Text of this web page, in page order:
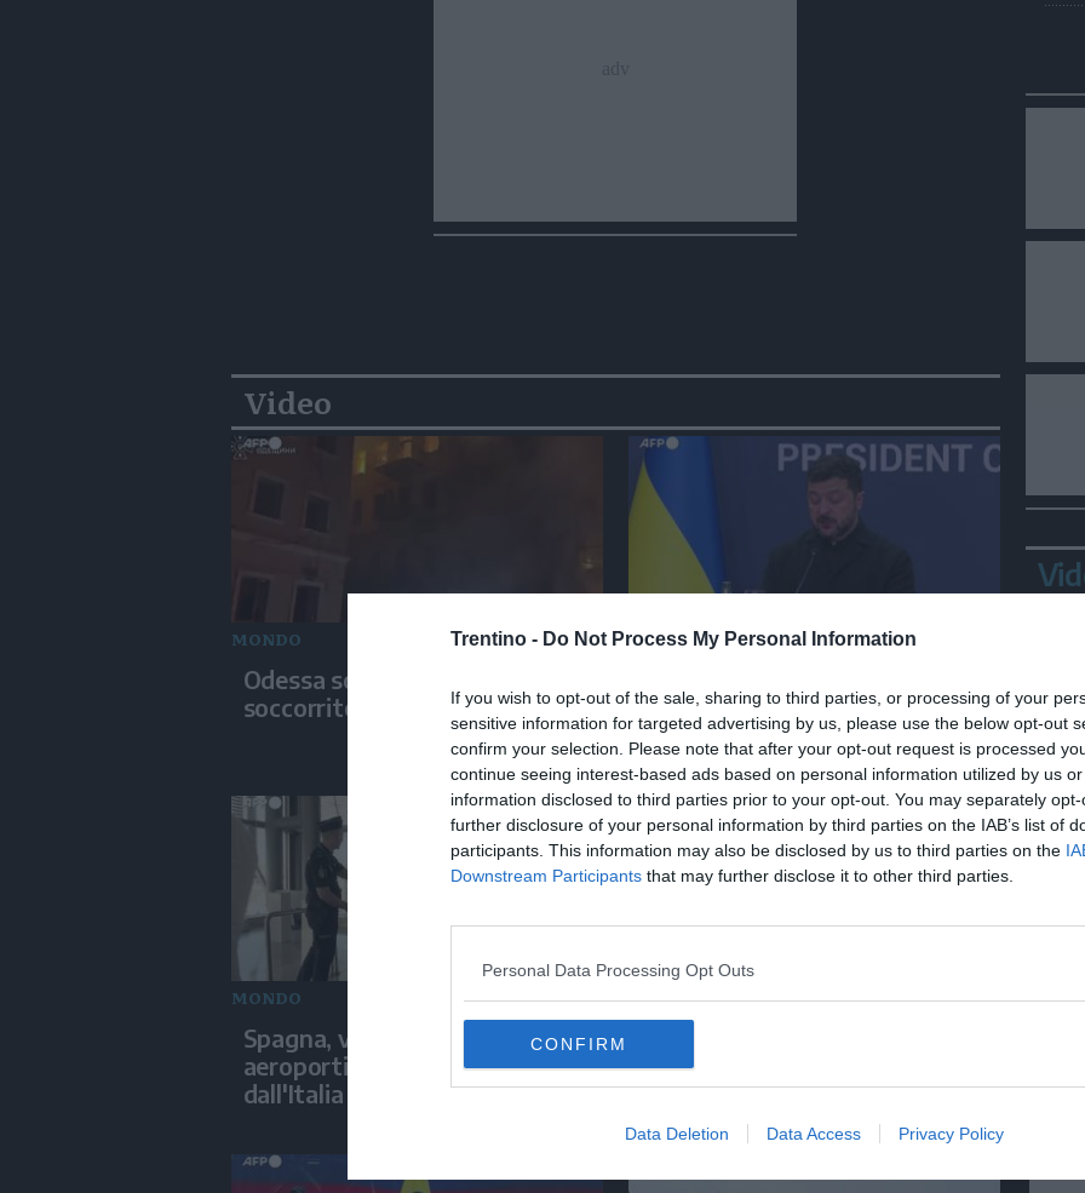
Trentino - Do Not Process My Personal Information
If you wish to opt-out of the sale, sharing to third parties, or processing of your
sensitive information for targeted advertising by us, please use the below opt-out
confirm your selection. Please note that after your opt-out request is processed
continue seeing interest-based ads based on personal information utilized by us
information disclosed to third parties prior to your opt-out. You may separately
further disclosure of your personal information by third parties on the IAB’s list of
participants. This information may also be disclosed by us to third parties on the
Downstream Participants that may further disclose it to other third parties.
Personal Data Processing Opt Outs
CONFIRM
Data Deletion Data Access Privacy Policy
Video
MONDO
Odessa sotto attacco, i
soccorritori in azione
MONDO
"L'Ucraina non ha più centrali
elettriche intatte"
MONDO
Spagna, via ai controlli negli
aeroporti per chi arriva
dall'Italia
MONDO
una Panda da 150 euro